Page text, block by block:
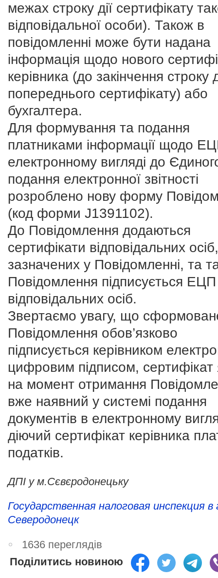
межах строку дії сертифікату
відповідальної особи). Також в
повідомленні може бути надана
інформація щодо нового
керівника (до закінчення строку
попереднього сертифікату) або
бухгалтера.
Для формування та подання
платниками інформації щодо
електронному вигляді до
подання електронної звітності
розроблено нову форму
(код форми J1391102).
До Повідомлення додаються
сертифікати відповідальних осіб,
зазначених у Повідомленні, та
Повідомлення підписується
відповідальних осіб.
Звертаємо увагу, що
Повідомлення обов’язково
підписується керівником
цифровим підписом, сертифікат
на момент отримання
вже наявний у системі подання
документів в електронному
діючий сертифікат керівника
податків.
ДПІ у м.Сєвєродонецьку
Государственная налоговая инспекция в
Северодонецк
1636 переглядів
Поділитись новиною